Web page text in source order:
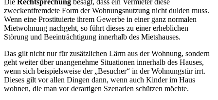
zweckentfremdete Form der Wohnungsnutzung nicht dulden muss.
Wenn eine Prostituierte ihrem Gewerbe in einer ganz normalen
Mietwohnung nachgeht, so führt dieses zu einer erheblichen
Störung und Beeinträchtigung innerhalb des Mietshauses.
Das gilt nicht nur für zusätzlichen Lärm aus der Wohnung, sondern
geht weiter über unangenehme Situationen innerhalb des Hauses,
wenn sich beispielsweise der „Besucher“ in der Wohnungstür irrt.
Dieses gilt vor allen Dingen dann, wenn auch Kinder im Haus
wohnen, die man vor derartigen Szenarien schützen möchte.